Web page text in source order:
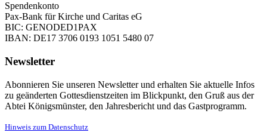
Spendenkonto
Pax-Bank für Kirche und Caritas eG
BIC: GENODED1PAX
IBAN: DE17 3706 0193 1051 5480 07
Newsletter
Abonnieren Sie unseren Newsletter und erhalten Sie aktuelle Infos
zu geänderten Gottesdienstzeiten im Blickpunkt, den Gruß aus der
Abtei Königsmünster, den Jahresbericht und das Gastprogramm.
Hinweis zum Datenschutz